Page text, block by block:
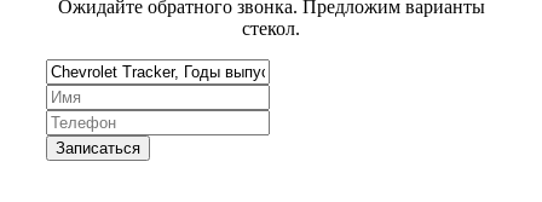
Ожидайте обратного звонка. Предложим варианты
стекол.